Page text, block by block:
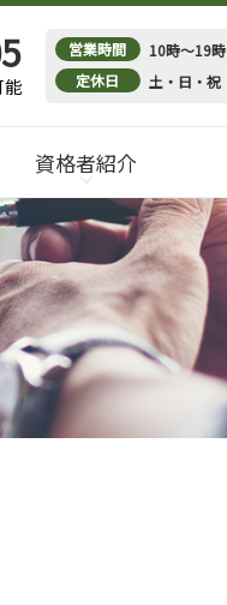
能
営業時間
10時～19時
定休日
土・日・祝
資格者紹介